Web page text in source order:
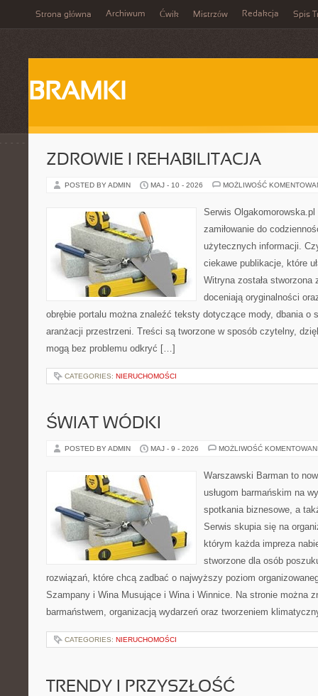
Strona główna Archiwum Ćwik Mistrzów Redakcja Spis
BRAMKI
ZDROWIE I REHABILITACJA
POSTED BY ADMIN MAJ - 10 - 2026 MOŻLIWOŚĆ
Serwis
zamiłowanie do
użytecznych informacji.
ciekawe publikacje, które
Witryna została
doceniają oryginalności
obrębie portalu można znaleźć teksty dotyczące mody, dbania o
aranżacji przestrzeni. Treści są tworzone w sposób czytelny,
mogą bez problemu odkryć […]
CATEGORIES: NIERUCHOMOŚCI
ŚWIAT WÓDKI
POSTED BY ADMIN MAJ - 9 - 2026 MOŻLIWOŚĆ
Warszawski Barman to
usługom barmańskim na
spotkania biznesowe, a
Serwis skupia się na
którym każda impreza
stworzone dla osób
rozwiązań, które chcą zadbać o najwyższy poziom
Szampany i Wina Musujące i Wina i Winnice. Na stronie można
barmaństwem, organizacją wydarzeń oraz tworzeniem
CATEGORIES: NIERUCHOMOŚCI
TRENDY I PRZYSZŁOŚĆ